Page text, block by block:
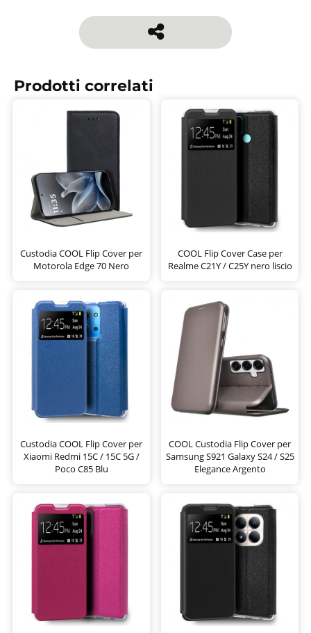
Prodotti correlati
Custodia COOL Flip Cover per
Motorola Edge 70 Nero
COOL Flip Cover Case per
Realme C21Y / C25Y nero liscio
Custodia COOL Flip Cover per
Xiaomi Redmi 15C / 15C 5G /
Poco C85 Blu
COOL Custodia Flip Cover per
Samsung S921 Galaxy S24 / S25
Elegance Argento